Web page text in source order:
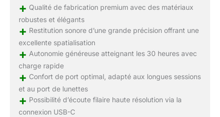
+ Qualité de fabrication premium avec des matériaux
robustes et élégants
+ Restitution sonore d’une grande précision offrant une
excellente spatialisation
+ Autonomie généreuse atteignant les 30 heures avec
charge rapide
+ Confort de port optimal, adapté aux longues sessions
et au port de lunettes
+ Possibilité d’écoute filaire haute résolution via la
connexion USB-C